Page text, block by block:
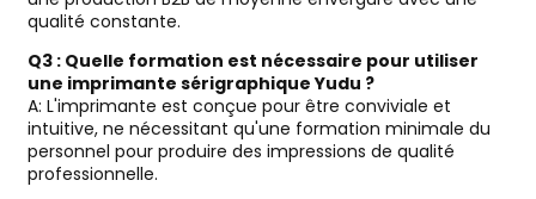
qualité constante.
Q3 : Quelle formation est nécessaire pour utiliser
une imprimante sérigraphique Yudu ?
A: L'imprimante est conçue pour être conviviale et
intuitive, ne nécessitant qu'une formation minimale du
personnel pour produire des impressions de qualité
professionnelle.